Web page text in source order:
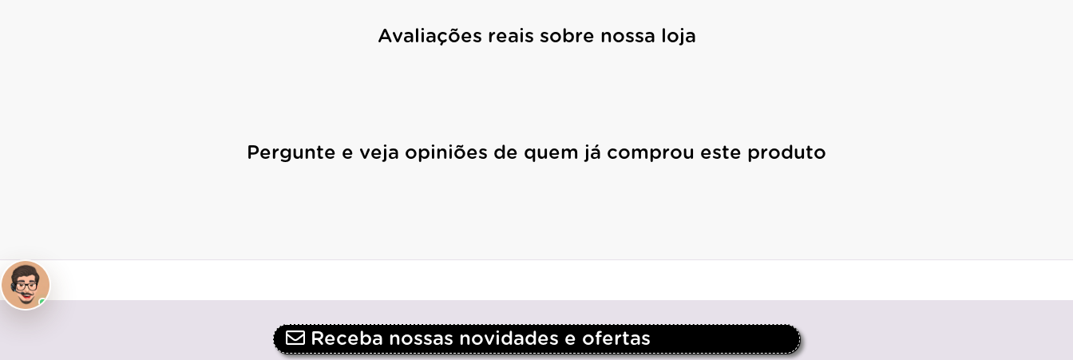
Avaliações reais sobre nossa loja
Pergunte e veja opiniões de quem já comprou este produto
Receba nossas novidades e ofertas